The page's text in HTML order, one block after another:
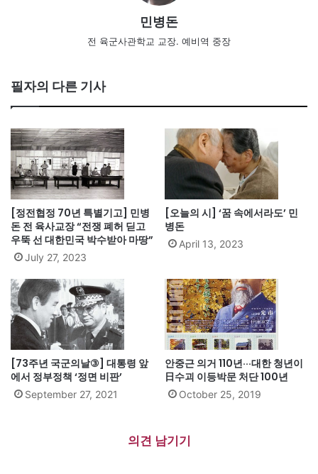
민병돈
전 육군사관학교 교장. 예비역 중장
필자의 다른 기사
[정전협정 70년 특별기고] 민병
돈 전 육사교장 “전쟁 폐허 딛고
우뚝 선 대한민국 박수받아 마땅”
July 27, 2023
[오늘의 시] ‘꿈 속에서라도’ 민
병돈
April 13, 2023
[73주년 국군의날③] 대통령 앞
에서 정부정책 ‘정면 비판’
September 27, 2021
안중근 의거 110년···대한 청년이
日수괴 이등박문 처단 100년
October 25, 2019
의견 남기기